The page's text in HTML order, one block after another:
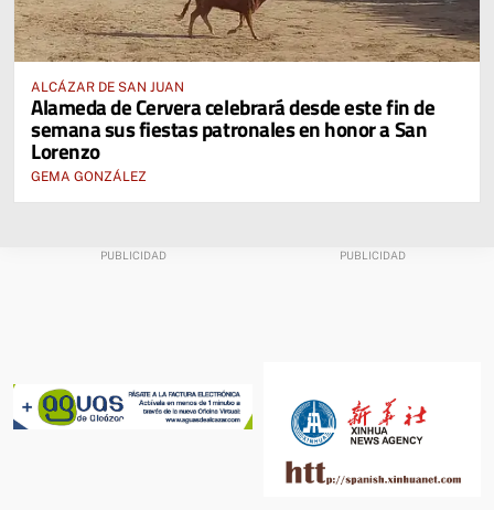
ALCÁZAR DE SAN JUAN
Alameda de Cervera celebrará desde este fin de
semana sus fiestas patronales en honor a San
Lorenzo
GEMA GONZÁLEZ